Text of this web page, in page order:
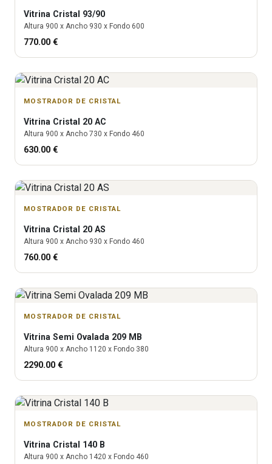
Vitrina Cristal 93/90
Altura 900 x Ancho 930 x Fondo 600
770.00 €
MOSTRADOR DE CRISTAL
Vitrina Cristal 20 AC
Altura 900 x Ancho 730 x Fondo 460
630.00 €
MOSTRADOR DE CRISTAL
Vitrina Cristal 20 AS
Altura 900 x Ancho 930 x Fondo 460
760.00 €
MOSTRADOR DE CRISTAL
Vitrina Semi Ovalada 209 MB
Altura 900 x Ancho 1120 x Fondo 380
2290.00 €
MOSTRADOR DE CRISTAL
Vitrina Cristal 140 B
Altura 900 x Ancho 1420 x Fondo 460